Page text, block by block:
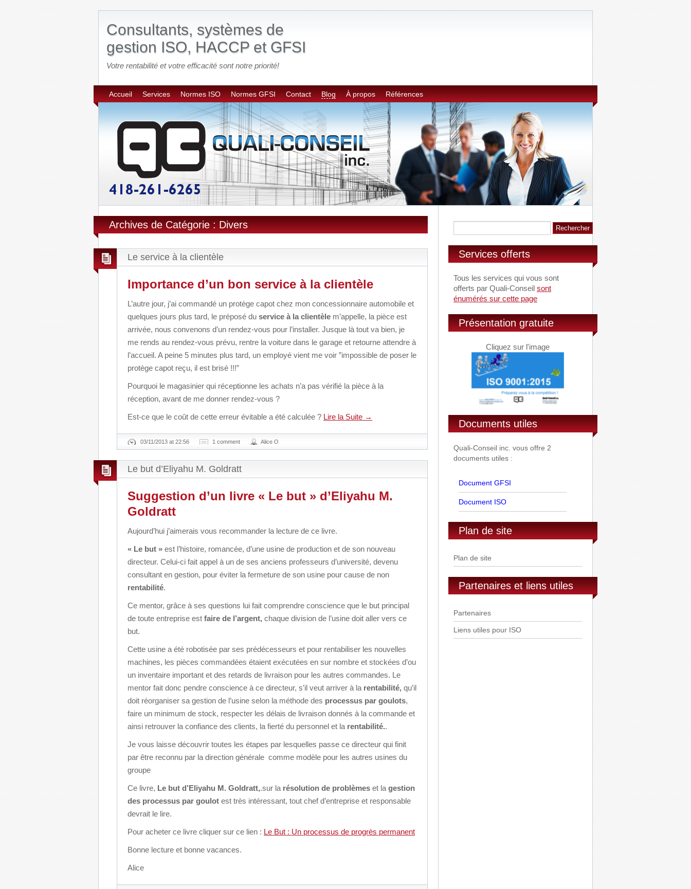
Consultants, systèmes de
gestion ISO, HACCP et GFSI
Votre rentabilité et votre efficacité sont notre priorité!
Accueil Services Normes ISO Normes GFSI Contact Blog À propos Références
Archives de Catégorie : Divers
Le service à la clientèle
Importance d’un bon service à la clientèle
L’autre jour, j’ai commandé un protège capot chez mon concessionnaire automobile et
quelques jours plus tard, le préposé du service à la clientèle m’appelle, la pièce est
arrivée, nous convenons d’un rendez-vous pour l’installer. Jusque là tout va bien, je
me rends au rendez-vous prévu, rentre la voiture dans le garage et retourne attendre à
l’accueil. A peine 5 minutes plus tard, un employé vient me voir ”impossible de poser le
protège capot reçu, il est brisé !!!”
Pourquoi le magasinier qui réceptionne les achats n’a pas vérifié la pièce à la
réception, avant de me donner rendez-vous ?
Est-ce que le coût de cette erreur évitable a été calculée ? Lire la Suite →
03/11/2013 at 22:56 1 comment Alice O
Le but d’Eliyahu M. Goldratt
Suggestion d’un livre « Le but » d’Eliyahu M.
Goldratt
Aujourd’hui j’aimerais vous recommander la lecture de ce livre.
« Le but » est l’histoire, romancée, d’une usine de production et de son nouveau
directeur. Celui-ci fait appel à un de ses anciens professeurs d’université, devenu
consultant en gestion, pour éviter la fermeture de son usine pour cause de non
rentabilité.
Ce mentor, grâce à ses questions lui fait comprendre conscience que le but principal
de toute entreprise est faire de l’argent, chaque division de l’usine doit aller vers ce
but.
Cette usine a été robotisée par ses prédécesseurs et pour rentabiliser les nouvelles
machines, les pièces commandées étaient exécutées en sur nombre et stockées d’ou
un inventaire important et des retards de livraison pour les autres commandes. Le
mentor fait donc pendre conscience à ce directeur, s’il veut arriver à la rentabilité, qu’il
doit réorganiser sa gestion de l’usine selon la méthode des processus par goulots,
faire un minimum de stock, respecter les délais de livraison donnés à la commande et
ainsi retrouver la confiance des clients, la fierté du personnel et la rentabilité..
Je vous laisse découvrir toutes les étapes par lesquelles passe ce directeur qui finit
par être reconnu par la direction générale comme modèle pour les autres usines du
groupe
Ce livre, Le but d’Eliyahu M. Goldratt,.sur la résolution de problèmes et la gestion
des processus par goulot est très intéressant, tout chef d’entreprise et responsable
devrait le lire.
Pour acheter ce livre cliquer sur ce lien : Le But : Un processus de progrès permanent
Bonne lecture et bonne vacances.
Alice
Services offerts
Tous les services qui vous sont
offerts par Quali-Conseil sont
énumérés sur cette page
Présentation gratuite
Cliquez sur l'image
Documents utiles
Quali-Conseil inc. vous offre 2
documents utiles :
Document GFSI
Document ISO
Plan de site
Plan de site
Partenaires et liens utiles
Partenaires
Liens utiles pour ISO